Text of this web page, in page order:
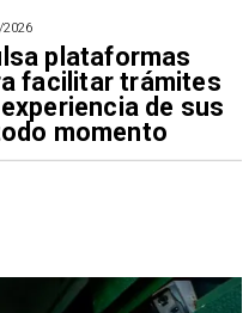
plataformas
facilitar trámites
de sus
momento